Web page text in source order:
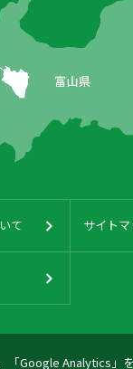
「Google Analytics」
て サイト